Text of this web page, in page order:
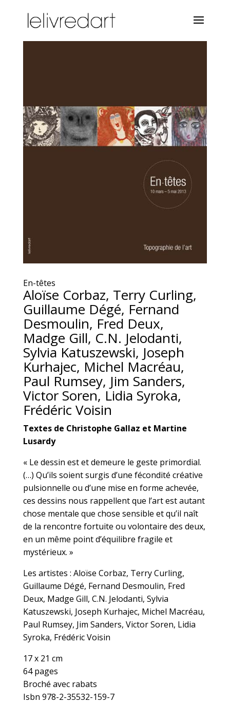
En-têtes
Aloïse Corbaz, Terry Curling,
Guillaume Dégé, Fernand
Desmoulin, Fred Deux,
Madge Gill, C.N. Jelodanti,
Sylvia Katuszewski, Joseph
Kurhajec, Michel Macréau,
Paul Rumsey, Jim Sanders,
Victor Soren, Lidia Syroka,
Frédéric Voisin
Textes de Christophe Gallaz et Martine
Lusardy
« Le dessin est et demeure le geste primordial.
(…) Qu’ils soient surgis d’une fécondité créative
pulsionnelle ou d’une mise en forme achevée,
ces dessins nous rappellent que l’art est autant
chose mentale que chose sensible et qu’il naît
de la rencontre fortuite ou volontaire des deux,
en un même point d’équilibre fragile et
mystérieux. »
Les artistes : Aloïse Corbaz, Terry Curling,
Guillaume Dégé, Fernand Desmoulin, Fred
Deux, Madge Gill, C.N. Jelodanti, Sylvia
Katuszewski, Joseph Kurhajec, Michel Macréau,
Paul Rumsey, Jim Sanders, Victor Soren, Lidia
Syroka, Frédéric Voisin
17 x 21 cm
64 pages
Broché avec rabats
Isbn 978-2-35532-159-7